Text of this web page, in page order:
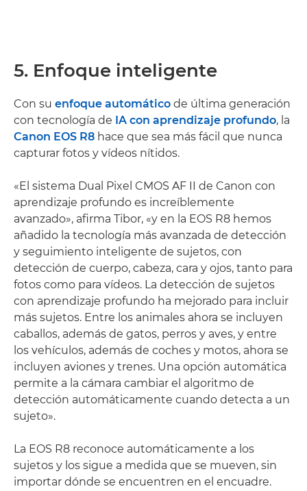
5. Enfoque inteligente
Con su enfoque automático de última generación
con tecnología de IA con aprendizaje profundo, la
Canon EOS R8 hace que sea más fácil que nunca
capturar fotos y vídeos nítidos.
«El sistema Dual Pixel CMOS AF II de Canon con
aprendizaje profundo es increíblemente
avanzado», afirma Tibor, «y en la EOS R8 hemos
añadido la tecnología más avanzada de detección
y seguimiento inteligente de sujetos, con
detección de cuerpo, cabeza, cara y ojos, tanto para
fotos como para vídeos. La detección de sujetos
con aprendizaje profundo ha mejorado para incluir
más sujetos. Entre los animales ahora se incluyen
caballos, además de gatos, perros y aves, y entre
los vehículos, además de coches y motos, ahora se
incluyen aviones y trenes. Una opción automática
permite a la cámara cambiar el algoritmo de
detección automáticamente cuando detecta a un
sujeto».
La EOS R8 reconoce automáticamente a los
sujetos y los sigue a medida que se mueven, sin
importar dónde se encuentren en el encuadre.